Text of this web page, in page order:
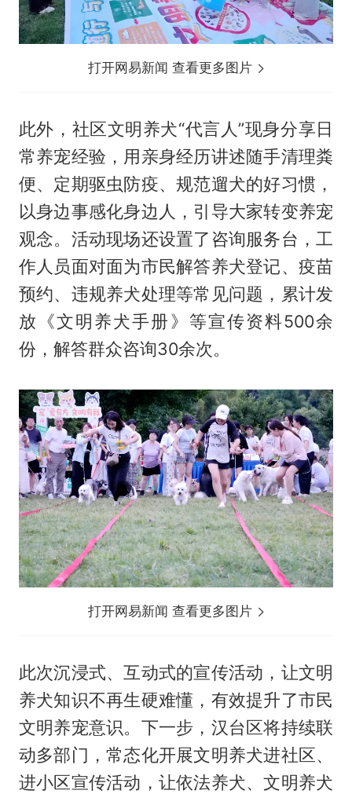
打开网易新闻 查看更多图片
此外，社区文明养犬“代言人”现身分享日
常养宠经验，用亲身经历讲述随手清理粪
便、定期驱虫防疫、规范遛犬的好习惯，
以身边事感化身边人，引导大家转变养宠
观念。活动现场还设置了咨询服务台，工
作人员面对面为市民解答养犬登记、疫苗
预约、违规养犬处理等常见问题，累计发
放《文明养犬手册》等宣传资料500余
份，解答群众咨询30余次。
打开网易新闻 查看更多图片
此次沉浸式、互动式的宣传活动，让文明
养犬知识不再生硬难懂，有效提升了市民
文明养宠意识。下一步，汉台区将持续联
动多部门，常态化开展文明养犬进社区、
进小区宣传活动，让依法养犬、文明养犬